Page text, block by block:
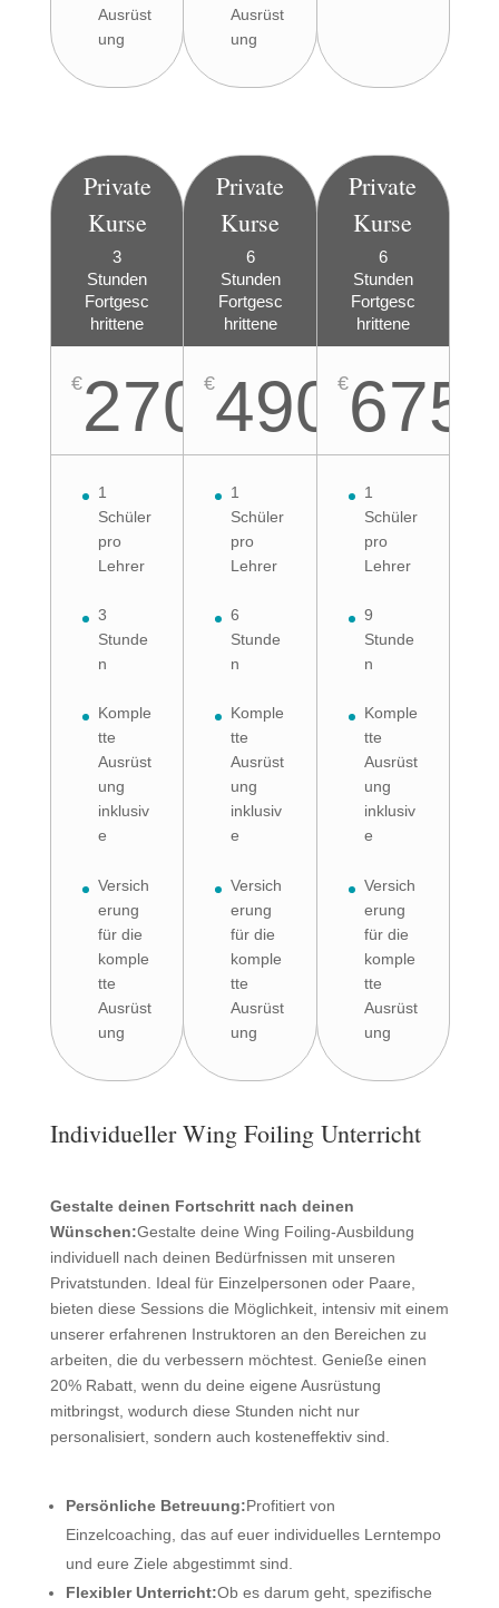
Ausrüst
ung
Ausrüst
ung
Private
Kurse
3
Stunden
Fortgesc
hrittene
€270
1
Schüler
pro
Lehrer
3
Stunde
n
Komple
tte
Ausrüst
ung
inklusiv
e
Versich
erung
für die
komple
tte
Ausrüst
ung
Private
Kurse
6
Stunden
Fortgesc
hrittene
€490
1
Schüler
pro
Lehrer
6
Stunde
n
Komple
tte
Ausrüst
ung
inklusiv
e
Versich
erung
für die
komple
tte
Ausrüst
ung
Private
Kurse
6
Stunden
Fortgesc
hrittene
€675
1
Schüler
pro
Lehrer
9
Stunde
n
Komple
tte
Ausrüst
ung
inklusiv
e
Versich
erung
für die
komple
tte
Ausrüst
ung
Individueller Wing Foiling Unterricht
Gestalte deinen Fortschritt nach deinen
Wünschen:Gestalte deine Wing Foiling-Ausbildung
individuell nach deinen Bedürfnissen mit unseren
Privatstunden. Ideal für Einzelpersonen oder Paare,
bieten diese Sessions die Möglichkeit, intensiv mit einem
unserer erfahrenen Instruktoren an den Bereichen zu
arbeiten, die du verbessern möchtest. Genieße einen
20% Rabatt, wenn du deine eigene Ausrüstung
mitbringst, wodurch diese Stunden nicht nur
personalisiert, sondern auch kosteneffektiv sind.
Persönliche Betreuung:Profitiert von
Einzelcoaching, das auf euer individuelles Lerntempo
und eure Ziele abgestimmt sind.
Flexibler Unterricht:Ob es darum geht, spezifische